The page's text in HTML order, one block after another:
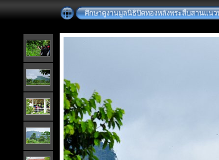
ศึกษาดูงานมูลนิธิปิดทองหลังพระสืบสานแน